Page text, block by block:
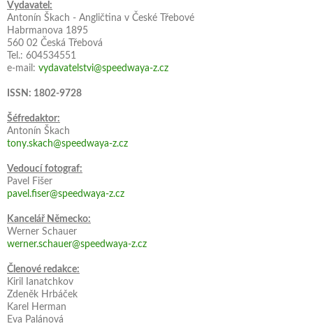
Vydavatel:
Antonín Škach - Angličtina v České Třebové
Habrmanova 1895
560 02 Česká Třebová
Tel.: 604534551
e-mail: vydavatelstvi@speedwaya-z.cz
ISSN: 1802-9728
Šéfredaktor:
Antonín Škach
tony.skach@speedwaya-z.cz
Vedoucí fotograf:
Pavel Fišer
pavel.fiser@speedwaya-z.cz
Kancelář Německo:
Werner Schauer
werner.schauer@speedwaya-z.cz
Členové redakce:
Kiril Ianatchkov
Zdeněk Hrbáček
Karel Herman
Eva Palánová